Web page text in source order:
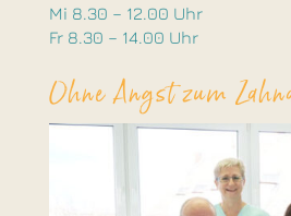
Mi 8.30 – 12.00 Uhr
Fr 8.30 – 14.00 Uhr
Ohne Angst zum